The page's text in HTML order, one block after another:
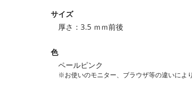
サイズ
厚さ：3.5 ｍｍ前後
色
ペールピンク
※お使いのモニター、ブラウザ等の違いによ